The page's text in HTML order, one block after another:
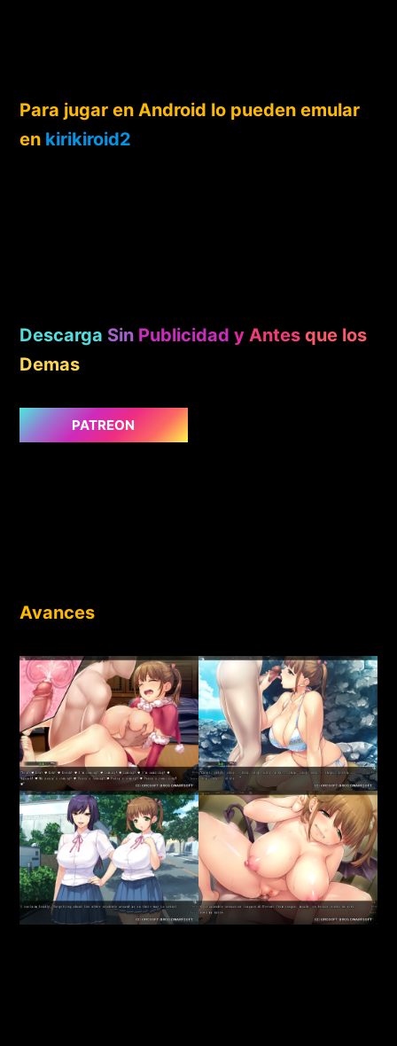
Para jugar en Android lo pueden emular
en kirikiroid2
Descarga Sin Publicidad y Antes que los
Demas
PATREON
Avances